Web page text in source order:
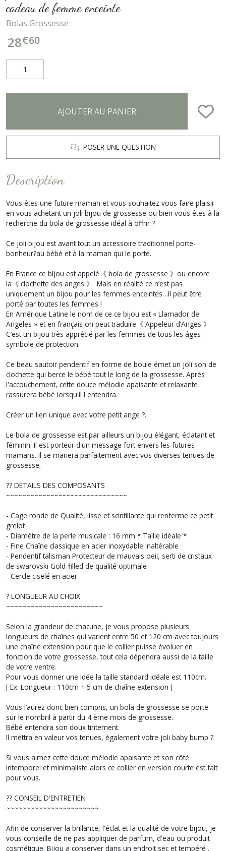
cadeau de femme enceinte
Bolas Grossesse
28€60
AJOUTER AU PANIER
POSER UNE QUESTION
Description
Vous êtes une future maman et vous souhaitez vous faire plaisir
en vous achetant un joli bijou de grossesse ou bien vous êtes à la
recherche du bola de grossesse idéal à offrir ?
Ce joli bijou est avant tout un accessoire traditionnel porte-
bonheur?au bébé et à la maman qui le porte.
En France ce bijou est appelé《 bola de grossesse 》ou encore
la《 clochette des anges 》. Mais en réalité ce n’est pas
uniquement un bijou pour les femmes enceintes…Il peut être
porté par toutes les femmes !
En Amérique Latine le nom de ce ce bijou est « Llamador de
Angeles » et en français on peut traduire《 Appeleur d’Anges 》
C’est un bijou très apprécié par les femmes de tous les âges
symbole de protection.
Ce beau sautoir pendentif en forme de boule émet un joli son de
clochette qui berce le bébé tout le long de la grossesse. Après
l'accouchement, cette douce mélodie apaisante et relaxante
rassurera bébé lorsqu'il l entendra.
Créer un lien unique avec votre petit ange ?.
Le bola de grossesse est par ailleurs un bijou élégant, éclatant et
féminin. Il est porteur d'un message fort envers les futures
mamans. Il se mariera parfaitement avec vos diverses tenues de
grossesse.
?? DETAILS DES COMPOSANTS
~~~~~~~~~~~~~~~~~~~~~~~~~~~~~~
- Cage ronde de Qualité, lisse et scintillante qui renferme ce petit
grelot
- Diamètre de la perle musicale : 16 mm * Taille idéale *
- Fine Chaîne classique en acier inoxydable inaltérable
- Pendentif talisman Protecteur de mauvais oeil, serti de cristaux
de swarovski Gold-filled de qualité optimale
- Cercle ciselé en acier
? LONGUEUR AU CHOIX
~~~~~~~~~~~~~~~~~~~~~~~~
Selon la grandeur de chacune, je vous propose plusieurs
longueurs de chaînes qui varient entre 50 et 120 cm avec toujours
une chaîne extension pour que le collier puisse évoluer en
fonction de votre grossesse, tout cela dépendra aussi de la taille
de votre ventre.
Pour vous donner une idée la taille standard idéale est 110cm.
[ Ex: Longueur : 110cm + 5 cm de chaîne extension ]
Vous l’aurez donc bien compris, un bola de grossesse se porte
sur le nombril à partir du 4 ème mois de grossesse.
Bébé entendra son doux tintement.
Il mettra en valeur vos tenues, également votre joli baby bump ?.
Si vous aimez cette douce mélodie apaisante et son côté
intemporel et minimaliste alors ce collier en version courte est fait
pour vous.
?? CONSEIL D'ENTRETIEN
~~~~~~~~~~~~~~~~~~~~~~~
Afin de conserver la brillance, l'éclat et la qualité de votre bijou, je
vous conseille de ne pas appliquer de parfum, d'eau ou produit
cosmétique. Bijou a conserver dans un endroit sec et tempéré .